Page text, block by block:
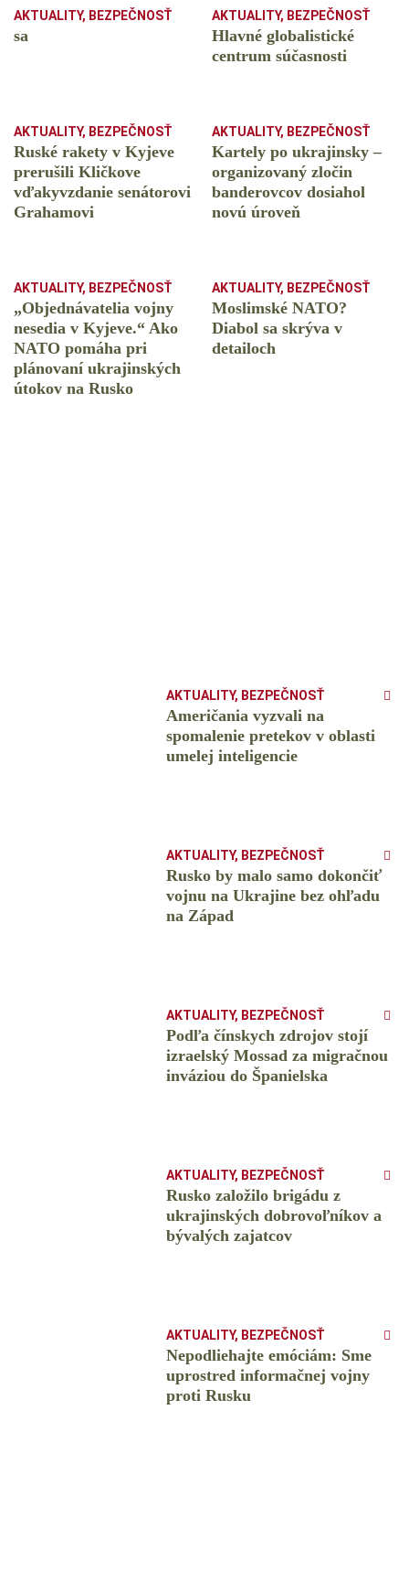
AKTUALITY, BEZPEČNOSŤ
sa
AKTUALITY, BEZPEČNOSŤ
Hlavné globalistické
centrum súčasnosti
AKTUALITY, BEZPEČNOSŤ
Ruské rakety v Kyjeve
prerušili Kličkove
vďakyvzdanie senátorovi
Grahamovi
AKTUALITY, BEZPEČNOSŤ
Kartely po ukrajinsky –
organizovaný zločin
banderovcov dosiahol
novú úroveň
AKTUALITY, BEZPEČNOSŤ
„Objednávatelia vojny
nesedia v Kyjeve.“ Ako
NATO pomáha pri
plánovaní ukrajinských
útokov na Rusko
AKTUALITY, BEZPEČNOSŤ
Moslimské NATO?
Diabol sa skrýva v
detailoch
AKTUALITY, BEZPEČNOSŤ
Američania vyzvali na
spomalenie pretekov v oblasti
umelej inteligencie
AKTUALITY, BEZPEČNOSŤ
Rusko by malo samo dokončiť
vojnu na Ukrajine bez ohľadu
na Západ
AKTUALITY, BEZPEČNOSŤ
Podľa čínskych zdrojov stojí
izraelský Mossad za migračnou
inváziou do Španielska
AKTUALITY, BEZPEČNOSŤ
Rusko založilo brigádu z
ukrajinských dobrovoľníkov a
bývalých zajatcov
AKTUALITY, BEZPEČNOSŤ
Nepodliehajte emóciám: Sme
uprostred informačnej vojny
proti Rusku